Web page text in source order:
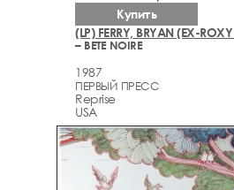
(LP) FERRY, BRYAN (EX-
– BETE NOIRE
1987
ПЕРВЫЙ ПРЕСС
Reprise
USA
Купить